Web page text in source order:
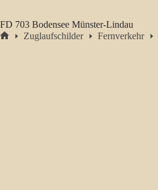
FD 703 Bodensee Münster-Lindau
Zuglaufschilder Fernverkehr